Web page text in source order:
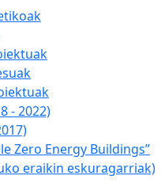
- 2022)
Zero Energy Buildings”
eraikin eskuragarriak)